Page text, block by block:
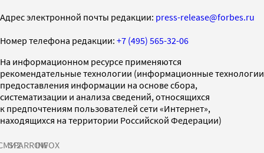
Адрес электронной почты редакции: press-release@forbes.ru
Номер телефона редакции: +7 (495) 565-32-06
На информационном ресурсе применяются
рекомендательные технологии (информационные технологии
предоставления информации на основе сбора,
систематизации и анализа сведений, относящихся
к предпочтениям пользователей сети «Интернет»,
находящихся на территории Российской Федерации)
SPARROWINFOX